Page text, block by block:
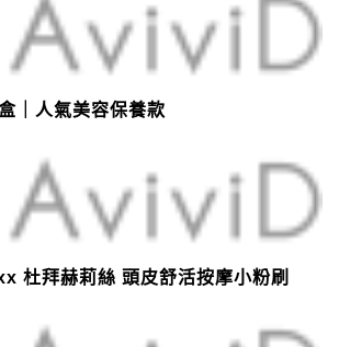
｜人氣美容保養款
杜拜赫莉絲 頭皮舒活按摩小粉刷